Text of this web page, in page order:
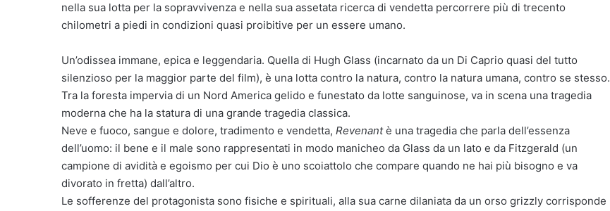
nella sua lotta per la sopravvivenza e nella sua assetata ricerca di vendetta percorrere più di trecento
chilometri a piedi in condizioni quasi proibitive per un essere umano.
Un’odissea immane, epica e leggendaria. Quella di Hugh Glass (incarnato da un Di Caprio quasi del tutto
silenzioso per la maggior parte del film), è una lotta contro la natura, contro la natura umana, contro se stesso.
Tra la foresta impervia di un Nord America gelido e funestato da lotte sanguinose, va in scena una tragedia
moderna che ha la statura di una grande tragedia classica.
Neve e fuoco, sangue e dolore, tradimento e vendetta, Revenantè una tragedia che parla dell’essenza
dell’uomo: il bene e il male sono rappresentati in modo manicheo da Glass da un lato e da Fitzgerald (un
campione di avidità e egoismo per cui Dio è uno scoiattolo che compare quando ne hai più bisogno e va
divorato in fretta) dall’altro.
Le sofferenze del protagonista sono fisiche e spirituali, alla sua carne dilaniata da un orso grizzly corrisponde